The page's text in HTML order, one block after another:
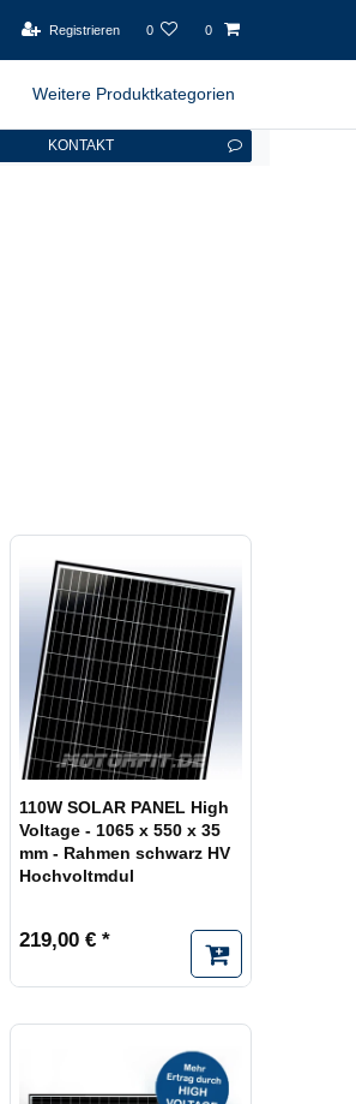
Registrieren 0 0
Weitere Produktkategorien
KONTAKT
110W SOLAR PANEL High
Voltage - 1065 x 550 x 35
mm - Rahmen schwarz HV
Hochvoltmdul
219,00 € *